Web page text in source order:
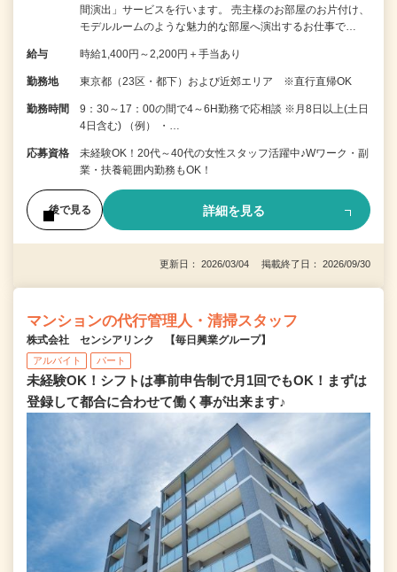
間演出」サービスを行います。 売主様のお部屋のお片付け、
モデルルームのような魅力的な部屋へ演出するお仕事で…
給与 時給1,400円～2,200円＋手当あり
勤務地 東京都（23区・都下）および近郊エリア ※直行直帰OK
勤務時間
9：30～17：00の間で4～6H勤務で応相談 ※月8日以上(土日
4日含む) （例） ・…
応募資格
未経験OK！20代～40代の女性スタッフ活躍中♪Wワーク・副
業・扶養範囲内勤務もOK！
後で見る 詳細を見る
更新日： 2026/03/04 掲載終了日： 2026/09/30
マンションの代行管理人・清掃スタッフ
株式会社 センシアリンク 【毎日興業グループ】
アルバイト パート
未経験OK！シフトは事前申告制で月1回でもOK！まずは
登録して都合に合わせて働く事が出来ます♪